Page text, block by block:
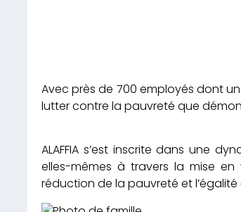
Avec près de 700 employés dont
lutter contre la pauvreté que
ALAFFIA s’est inscrite dans une
elles-mêmes à travers la mise
réduction de la pauvreté et l’égalité